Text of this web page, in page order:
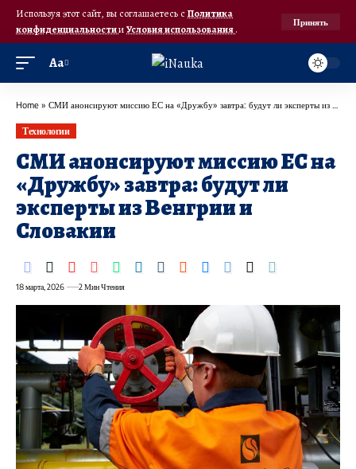
Используя этот сайт, вы соглашаетесь с Политика
конфиденциальностииУсловия использования.
Принять
Аа
Home » СМИ анонсируют миссию ЕС на «Дружбу» завтра: будут ли эксперты из Венгрии и Словакии
Технологии
СМИ анонсируют миссию ЕС на
«Дружбу» завтра: будут ли
эксперты из Венгрии и
Словакии
18 марта, 2026 2 Мин Чтения